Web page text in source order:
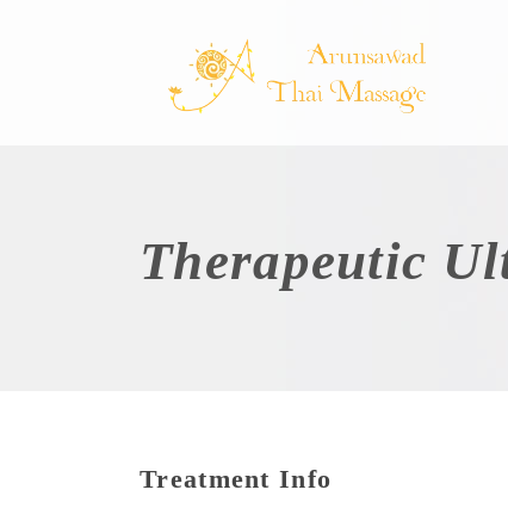
Therapeutic
Treatment Info